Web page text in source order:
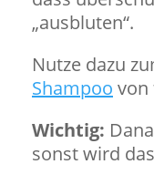
„ausbluten“.
Nutze dazu
Shampoo von
Wichtig:
sonst wird